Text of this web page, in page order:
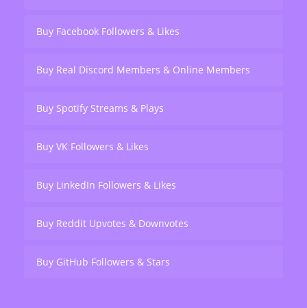
Buy Facebook Followers & Likes
Buy Real Discord Members & Online Members
Buy Spotify Streams & Plays
Buy VK Followers & Likes
Buy LinkedIn Followers & Likes
Buy Reddit Upvotes & Downvotes
Buy GitHub Followers & Stars